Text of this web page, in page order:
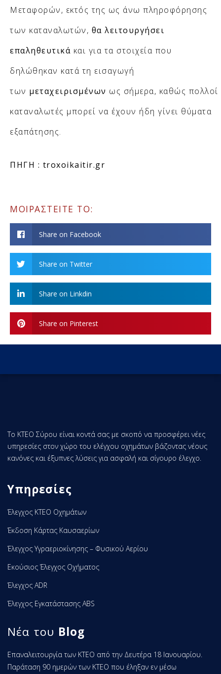
Μεταφορών, εκτός της ως άνω πληροφόρησης
των καταναλωτών, θα λειτουργήσει
επαληθευτικά και για τα στοιχεία που
δηλώθηκαν κατά τη εισαγωγή
των μεταχειρισμένων ως σήμερα, καθώς πολλοί
καταναλωτές μπορεί να έχουν ήδη γίνει θύματα
εξαπάτησης.
ΠΗΓΗ : troxoikaitir.gr
ΜΟΙΡΑΣΤΕΙΤΕ ΤΟ:
Share on Facebook
Share on Twitter
Share on Linkdin
Share on Pinterest
Τo KTEO Σύρου είναι κοντά σας με σκοπό να προσφέρει νέες
υπηρεσίες στον χώρο του ελέγχου οχημάτων βάζοντας νέους
κανόνες και έξυπνες λύσεις για ασφαλή και σίγουρο έλεγχο.
Υπηρεσίες
Έλεγχος ΚΤΕΟ Οχημάτων
Έκδοση Κάρτας Καυσαερίων
Έλεγχος Υγραεριοκίνησης – Φυσικού Αερίου
Εκούσιος Έλεγχος Οχήματος
Έλεγχος ADR
Έλεγχος Εγκατάστασης ABS
Νέα του Blog
Επαναλειτουργία των ΚΤΕΟ από την Δευτέρα 18 Ιανουαρίου.
Παράταση 90 ημερών των ΚΤΕΟ που έληξαν εν μέσω